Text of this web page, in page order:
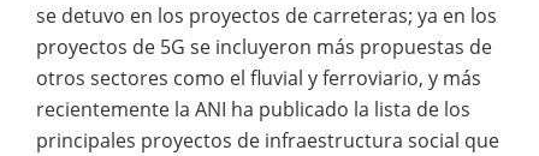
se detuvo en los proyectos de carreteras; ya en los
proyectos de 5G se incluyeron más propuestas de
otros sectores como el fluvial y ferroviario, y más
recientemente la ANI ha publicado la lista de los
principales proyectos de infraestructura social que